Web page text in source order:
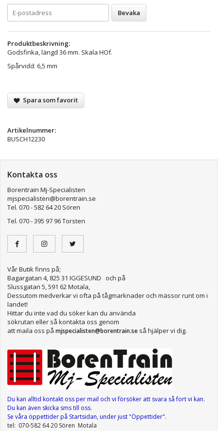
Bevaka
Produktbeskrivning:
Godsfinka, längd 36 mm. Skala HOf.
Spårvidd: 6,5 mm
Spara som favorit
Artikelnummer:
BUSCH12230
Kontakta oss
Borentrain Mj-Specialisten
mjspecialisten@borentrain.se
Tel. 070 - 582 64 20 Sören
Tel. 070 - 395 97 96 Torsten
Vår Butik finns på;
Bagargatan 4, 825 31 IGGESUND och på
Slussgatan 5, 591 62 Motala,
Dessutom medverkar vi ofta på tågmarknader och mässor runt om i
landet!
Hittar du inte vad du söker kan du använda
sökrutan eller så kontakta oss genom
att maila oss på mjspecialisten@borentrain.se så hjälper vi dig.
Du kan alltid kontakt oss per mail och vi försöker att svara så fort vi kan.
Du kan även skicka sms till oss.
Se våra öppettiderpå Startsidan, under just "Öppettider".
tel: 070-582 64 20 Sören Motala